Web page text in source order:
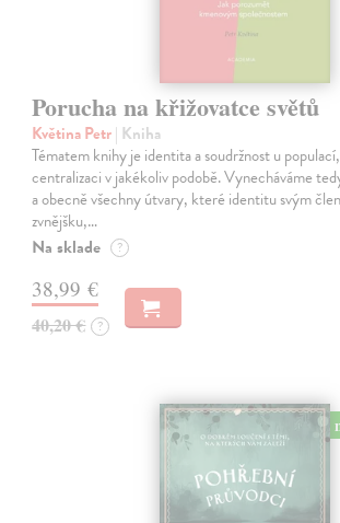
Porucha na křižovatce světů
Květina Petr| Kniha
Tématem knihy je identita a soudržnost u
centralizaci v jakékoliv podobě. Vynecháváme
a obecně všechny útvary, které identitu svým
zvnějšku,…
Na sklade ?
38,99 €
40,20 € ?